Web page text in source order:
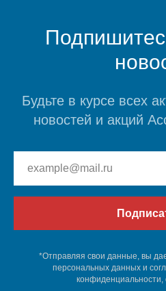
Будьте в курсе всех
новостей и акций
*Отправляя свои данные, вы
персональных данных и
конфиденциальности,